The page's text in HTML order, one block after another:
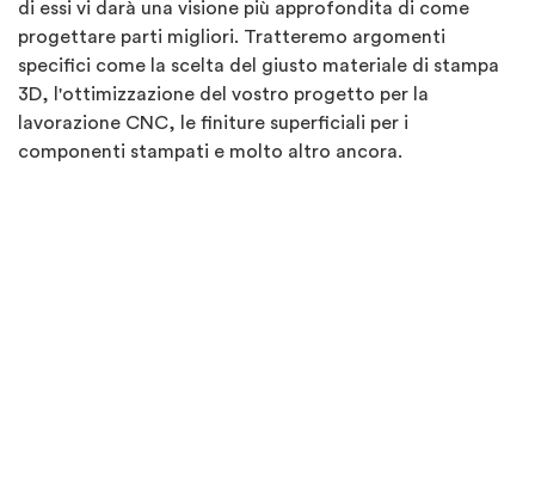
di essi vi darà una visione più approfondita di come
progettare parti migliori. Tratteremo argomenti
specifici come la scelta del giusto materiale di stampa
3D, l'ottimizzazione del vostro progetto per la
lavorazione CNC, le finiture superficiali per i
componenti stampati e molto altro ancora.